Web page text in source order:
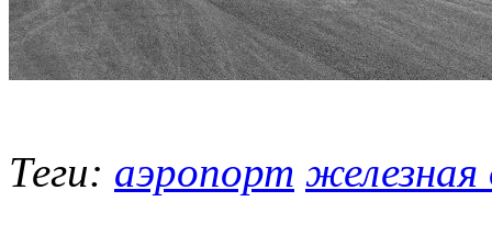
Теги: аэропорт железная